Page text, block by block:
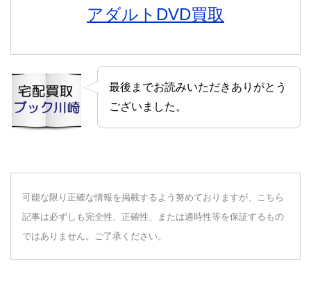
アダルトDVD買取
最後までお読みいただきありがとう
ございました。
可能な限り正確な情報を掲載するよう努めておりますが、こちら
記事は必ずしも完全性、正確性、または適時性等を保証するもの
ではありません。ご了承ください。